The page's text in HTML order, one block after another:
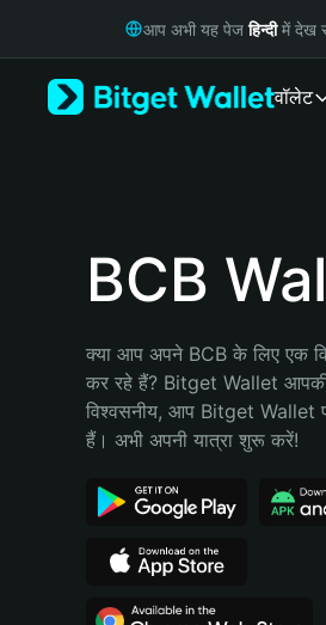
Русский
Bahasa Indonesia
Português (Brasil)
आप अभी यह पेजहिन्दीमें देख
वॉलेट
BCB
क्या आप अपने BCB के लिए एक
कर रहे हैं? Bitget Wallet आपकी
विश्वसनीय, आप Bitget Wallet
हैं। अभी अपनी यात्रा शुरू करें!